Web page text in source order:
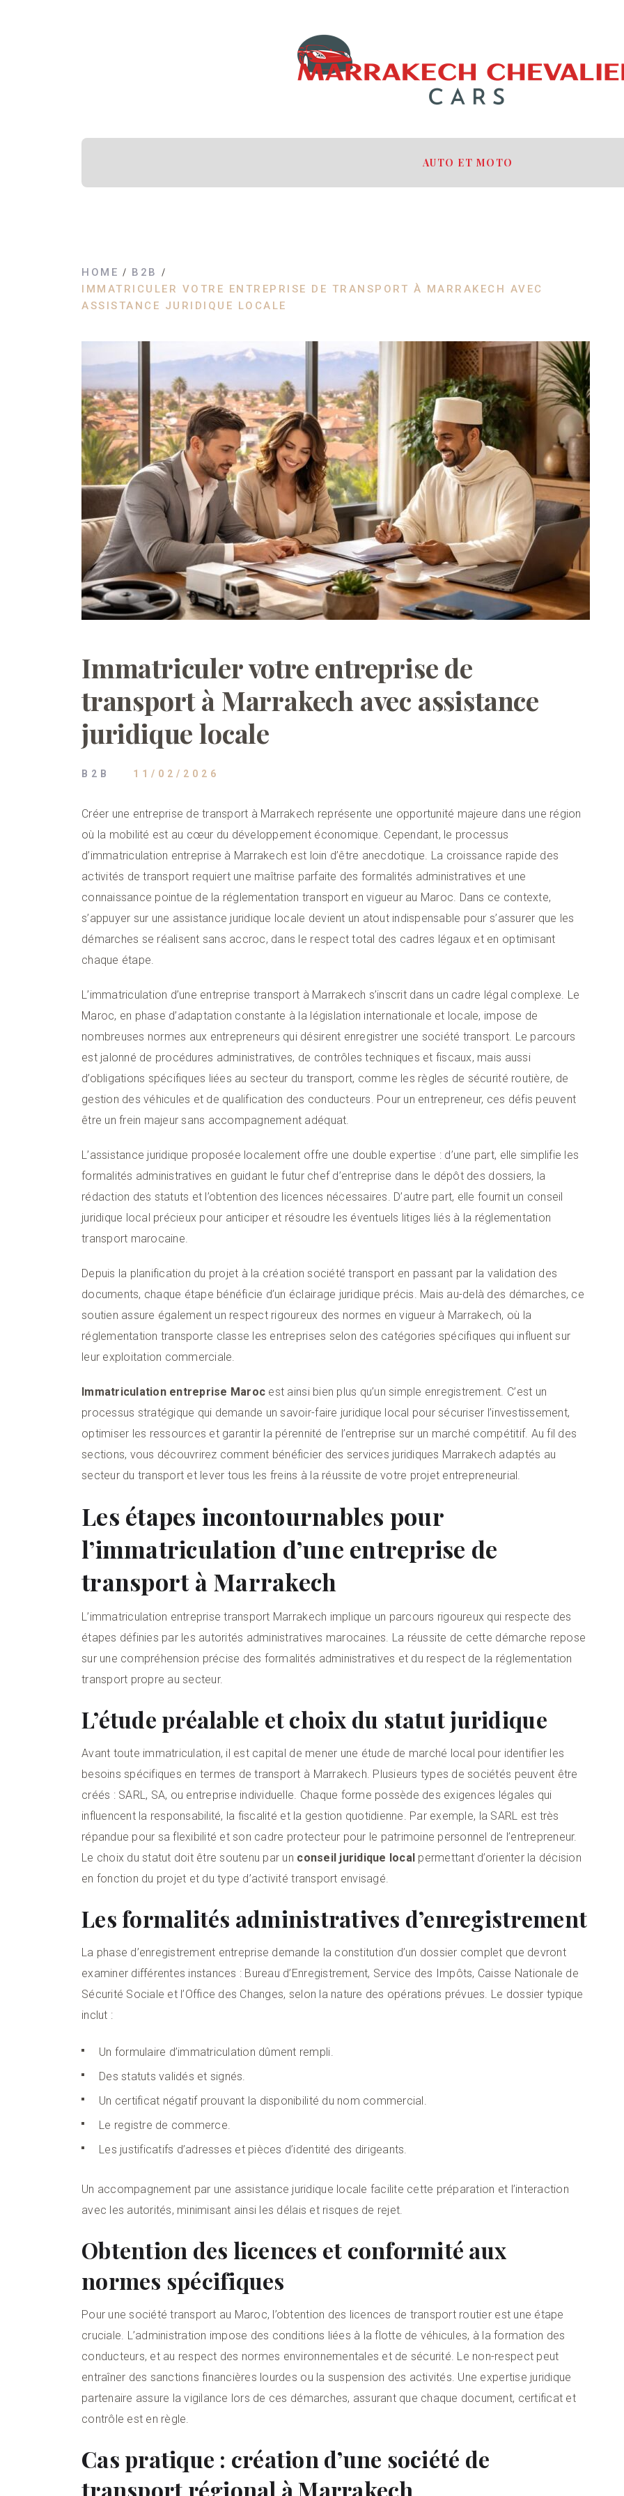
AUTO ET MOTO
HOME
B2B
IMMATRICULER VOTRE ENTREPRISE DE TRANSPORT À MARRAKECH AVEC
ASSISTANCE JURIDIQUE LOCALE
Immatriculer votre entreprise de
transport à Marrakech avec assistance
juridique locale
B2B 11/02/2026
Créer une entreprise de transport à Marrakech représente une opportunité majeure dans une région
où la mobilité est au cœur du développement économique. Cependant, le processus
d’immatriculation entreprise à Marrakech est loin d’être anecdotique. La croissance rapide des
activités de transport requiert une maîtrise parfaite des formalités administratives et une
connaissance pointue de la réglementation transport en vigueur au Maroc. Dans ce contexte,
s’appuyer sur une assistance juridique locale devient un atout indispensable pour s’assurer que les
démarches se réalisent sans accroc, dans le respect total des cadres légaux et en optimisant
chaque étape.
L’immatriculation d’une entreprise transport à Marrakech s’inscrit dans un cadre légal complexe. Le
Maroc, en phase d’adaptation constante à la législation internationale et locale, impose de
nombreuses normes aux entrepreneurs qui désirent enregistrer une société transport. Le parcours
est jalonné de procédures administratives, de contrôles techniques et fiscaux, mais aussi
d’obligations spécifiques liées au secteur du transport, comme les règles de sécurité routière, de
gestion des véhicules et de qualification des conducteurs. Pour un entrepreneur, ces défis peuvent
être un frein majeur sans accompagnement adéquat.
L’assistance juridique proposée localement offre une double expertise : d’une part, elle simplifie les
formalités administratives en guidant le futur chef d’entreprise dans le dépôt des dossiers, la
rédaction des statuts et l’obtention des licences nécessaires. D’autre part, elle fournit un conseil
juridique local précieux pour anticiper et résoudre les éventuels litiges liés à la réglementation
transport marocaine.
Depuis la planification du projet à la création société transport en passant par la validation des
documents, chaque étape bénéficie d’un éclairage juridique précis. Mais au-delà des démarches, ce
soutien assure également un respect rigoureux des normes en vigueur à Marrakech, où la
réglementation transporte classe les entreprises selon des catégories spécifiques qui influent sur
leur exploitation commerciale.
Immatriculation entreprise Maroc est ainsi bien plus qu’un simple enregistrement. C’est un
processus stratégique qui demande un savoir-faire juridique local pour sécuriser l’investissement,
optimiser les ressources et garantir la pérennité de l’entreprise sur un marché compétitif. Au fil des
sections, vous découvrirez comment bénéficier des services juridiques Marrakech adaptés au
secteur du transport et lever tous les freins à la réussite de votre projet entrepreneurial.
Les étapes incontournables pour
l’immatriculation d’une entreprise de
transport à Marrakech
L’immatriculation entreprise transport Marrakech implique un parcours rigoureux qui respecte des
étapes définies par les autorités administratives marocaines. La réussite de cette démarche repose
sur une compréhension précise des formalités administratives et du respect de la réglementation
transport propre au secteur.
L’étude préalable et choix du statut juridique
Avant toute immatriculation, il est capital de mener une étude de marché local pour identifier les
besoins spécifiques en termes de transport à Marrakech. Plusieurs types de sociétés peuvent être
créés : SARL, SA, ou entreprise individuelle. Chaque forme possède des exigences légales qui
influencent la responsabilité, la fiscalité et la gestion quotidienne. Par exemple, la SARL est très
répandue pour sa flexibilité et son cadre protecteur pour le patrimoine personnel de l’entrepreneur.
Le choix du statut doit être soutenu par un conseil juridique local permettant d’orienter la décision
en fonction du projet et du type d’activité transport envisagé.
Les formalités administratives d’enregistrement
La phase d’enregistrement entreprise demande la constitution d’un dossier complet que devront
examiner différentes instances : Bureau d’Enregistrement, Service des Impôts, Caisse Nationale de
Sécurité Sociale et l’Office des Changes, selon la nature des opérations prévues. Le dossier typique
inclut :
Un formulaire d’immatriculation dûment rempli.
Des statuts validés et signés.
Un certificat négatif prouvant la disponibilité du nom commercial.
Le registre de commerce.
Les justificatifs d’adresses et pièces d’identité des dirigeants.
Un accompagnement par une assistance juridique locale facilite cette préparation et l’interaction
avec les autorités, minimisant ainsi les délais et risques de rejet.
Obtention des licences et conformité aux
normes spécifiques
Pour une société transport au Maroc, l’obtention des licences de transport routier est une étape
cruciale. L’administration impose des conditions liées à la flotte de véhicules, à la formation des
conducteurs, et au respect des normes environnementales et de sécurité. Le non-respect peut
entraîner des sanctions financières lourdes ou la suspension des activités. Une expertise juridique
partenaire assure la vigilance lors de ces démarches, assurant que chaque document, certificat et
contrôle est en règle.
Cas pratique : création d’une société de
transport régional à Marrakech